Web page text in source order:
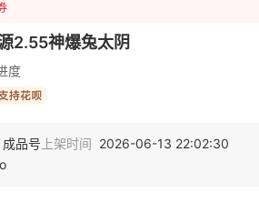
2.55神爆兔太阴
度
成品号 上架时间 2026-06-13 22:02:30